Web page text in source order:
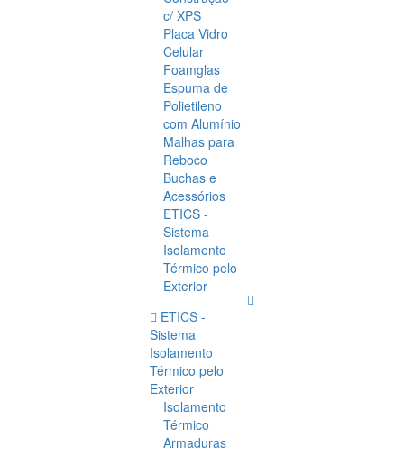
c/ XPS
Placa Vidro
Celular
Foamglas
Espuma de
Polietileno
com Alumínio
Malhas para
Reboco
Buchas e
Acessórios
ETICS -
Sistema
Isolamento
Térmico pelo
Exterior
ETICS -
Sistema
Isolamento
Térmico pelo
Exterior
Isolamento
Térmico
Armaduras